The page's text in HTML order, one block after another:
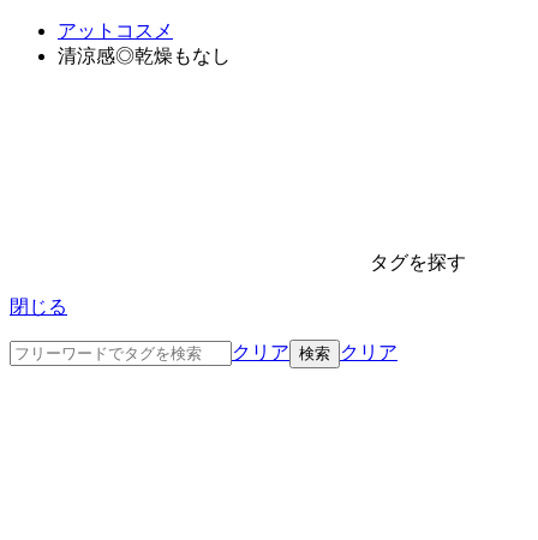
アットコスメ
清涼感◎乾燥もなし
タグを探す
閉じる
クリア クリア